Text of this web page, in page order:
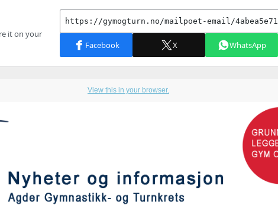
View this in your browser.